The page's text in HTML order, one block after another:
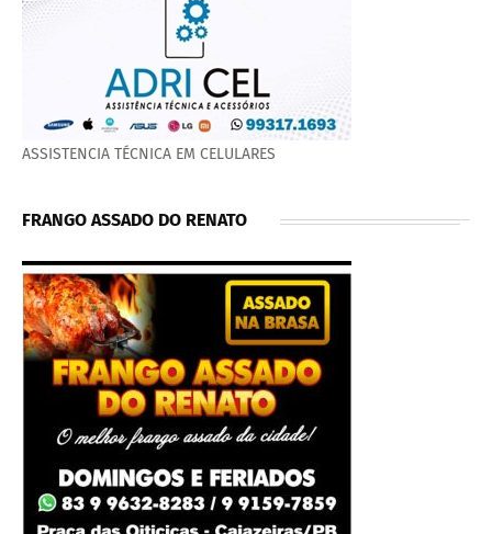
ASSISTENCIA TÉCNICA EM CELULARES
FRANGO ASSADO DO RENATO